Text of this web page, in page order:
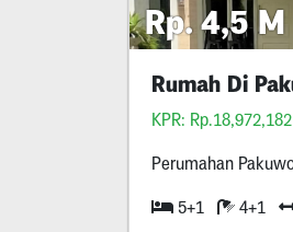
Rp. 4,5 M
KPR: Rp.18,972,182
5+1 4+1